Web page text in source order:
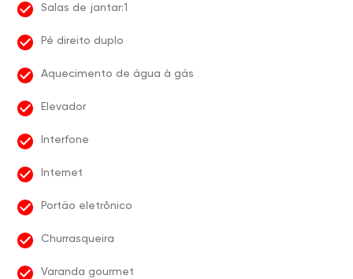
Salas de jantar:1
Pé direito duplo
Aquecimento de água à gás
Elevador
Interfone
Internet
Portão eletrônico
Churrasqueira
Varanda gourmet